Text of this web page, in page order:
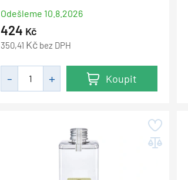
Odešleme 10.8.2026
424 Kč
350,41 Kč bez DPH
Koupit